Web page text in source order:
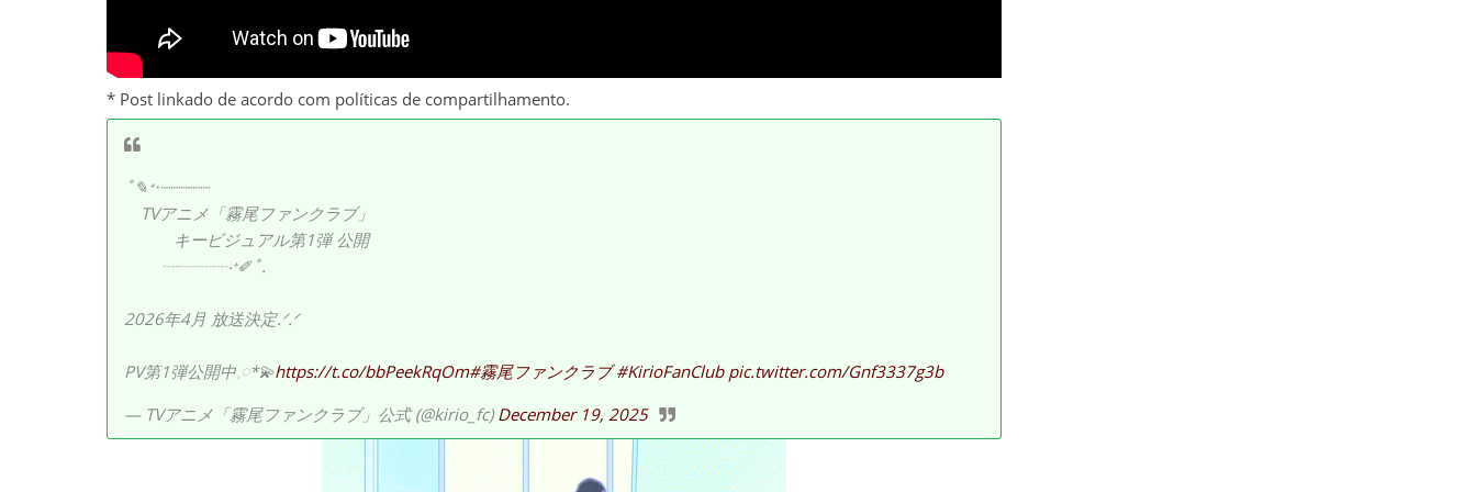
* Post linkado de acordo com políticas de compartilhamento.
˚✎⁺‧┈┈┈┈┈
TVアニメ「霧尾ファンクラブ」
キービジュアル第1弾 公開
┈┈┈┈‧⁺✐˚.
2026年4月 放送決定.ᐟ.ᐟ
PV第1弾公開中𓈒𓏸*💫https://t.co/bbPeekRqOm#霧尾ファンクラブ #KirioFanClub pic.twitter.com/Gnf3337g3b
— TVアニメ「霧尾ファンクラブ」公式 (@kirio_fc)December 19, 2025